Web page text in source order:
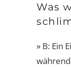
Was
» B: Ein